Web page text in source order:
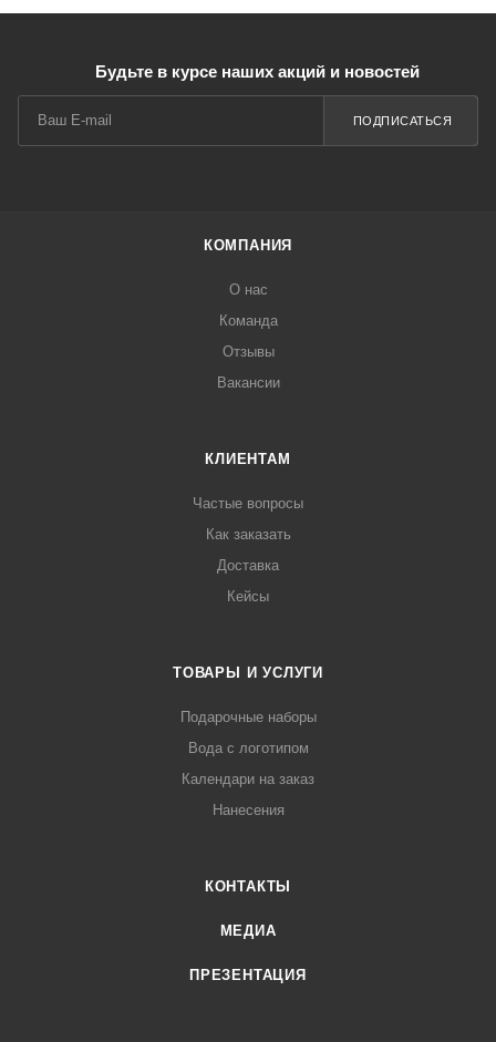
Будьте в курсе наших акций и новостей
ПОДПИСАТЬСЯ
КОМПАНИЯ
О нас
Команда
Отзывы
Вакансии
КЛИЕНТАМ
Частые вопросы
Как заказать
Доставка
Кейсы
ТОВАРЫ И УСЛУГИ
Подарочные наборы
Вода с логотипом
Календари на заказ
Нанесения
КОНТАКТЫ
МЕДИА
ПРЕЗЕНТАЦИЯ